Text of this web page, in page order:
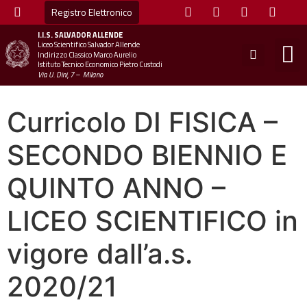
Registro Elettronico
I.I.S.SALVADOR ALLENDE
Liceo Scientifico Salvador Allende
Indirizzo Classico Marco Aurelio
Istituto Tecnico Economico Pietro Custodi
Via U. Dini, 7 – Milano
Curricolo DI FISICA –
SECONDO BIENNIO E
QUINTO ANNO –
LICEO SCIENTIFICO in
vigore dall’a.s.
2020/21